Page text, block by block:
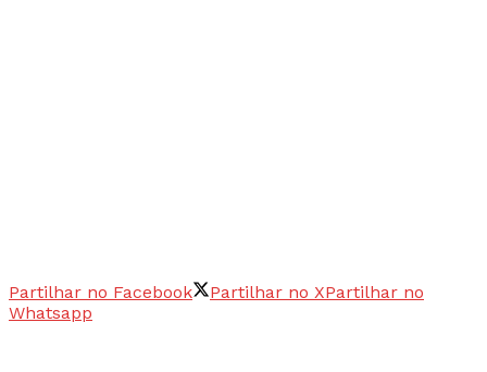
Partilhar no Facebook Partilhar no XPartilhar no
Whatsapp